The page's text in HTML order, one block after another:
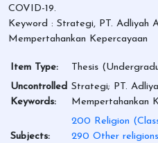
COVID-19.
Keyword : Strategi, PT. Adliyah
Mempertahankan Kepercayaan
Item Type:
Thesis
Uncontrolled
Keywords:
Strategi; PT.
Mempertahankan
Subjects:
200 Religion
290 Other religions